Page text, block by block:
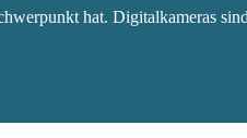
hat. Digitalkameras